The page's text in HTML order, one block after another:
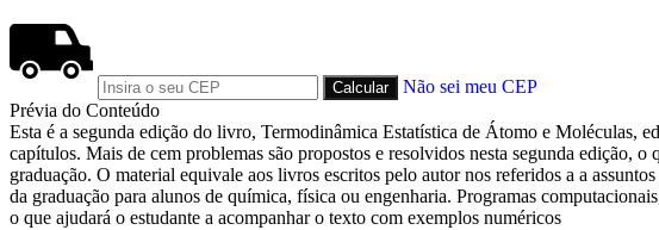
Não sei meu CEP
Prévia do Conteúdo
Esta é a segunda edição do livro, Termodinâmica Estatística de Átomo e Moléculas,
capítulos. Mais de cem problemas são propostos e resolvidos nesta segunda edição,
graduação. O material equivale aos livros escritos pelo autor nos referidos a a
da graduação para alunos de química, física ou engenharia. Programas
o que ajudará o estudante a acompanhar o texto com exemplos numéricos